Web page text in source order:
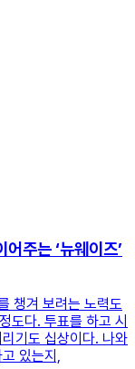
주는 ‘뉴웨이즈’
챙겨 보려는 노력도
도다. 투표를 하고 시
기도 십상이다. 나와
있는지,